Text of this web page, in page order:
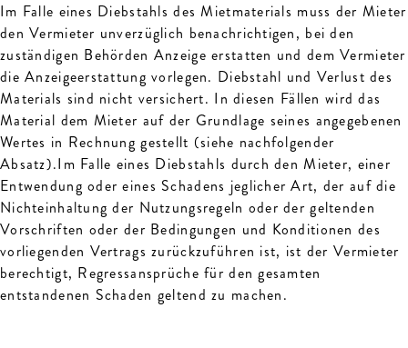
Im Falle eines Diebstahls des Mietmaterials muss der Mieter
den Vermieter unverzüglich benachrichtigen, bei den
zuständigen Behörden Anzeige erstatten und dem Vermieter
die Anzeigeerstattung vorlegen. Diebstahl und Verlust des
Materials sind nicht versichert. In diesen Fällen wird das
Material dem Mieter auf der Grundlage seines angegebenen
Wertes in Rechnung gestellt (siehe nachfolgender
Absatz).Im Falle eines Diebstahls durch den Mieter, einer
Entwendung oder eines Schadens jeglicher Art, der auf die
Nichteinhaltung der Nutzungsregeln oder der geltenden
Vorschriften oder der Bedingungen und Konditionen des
vorliegenden Vertrags zurückzuführen ist, ist der Vermieter
berechtigt, Regressansprüche für den gesamten
entstandenen Schaden geltend zu machen.